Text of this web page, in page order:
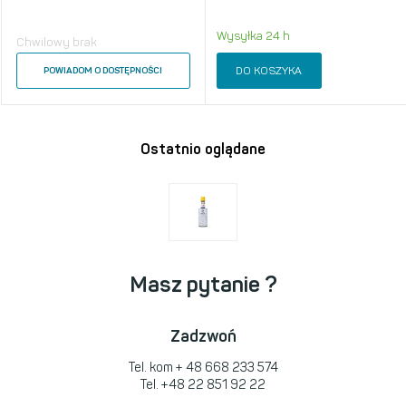
Chwilowy brak
POWIADOM O DOSTĘPNOŚCI
Wysyłka 24 h
DO KOSZYKA
Ostatnio oglądane
Masz pytanie ?
Zadzwoń
Tel. kom + 48 668 233 574
Tel. +48 22 851 92 22